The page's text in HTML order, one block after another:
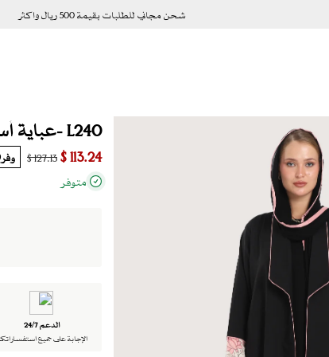
شحن مجاني للطلبات بقيمة 500 ريال واكثر
L240 -عباية أسود-زهر بنك
113.24 $
127.13 $ وفر
متوفر
الدعم 24/7
الإجابة على جميع